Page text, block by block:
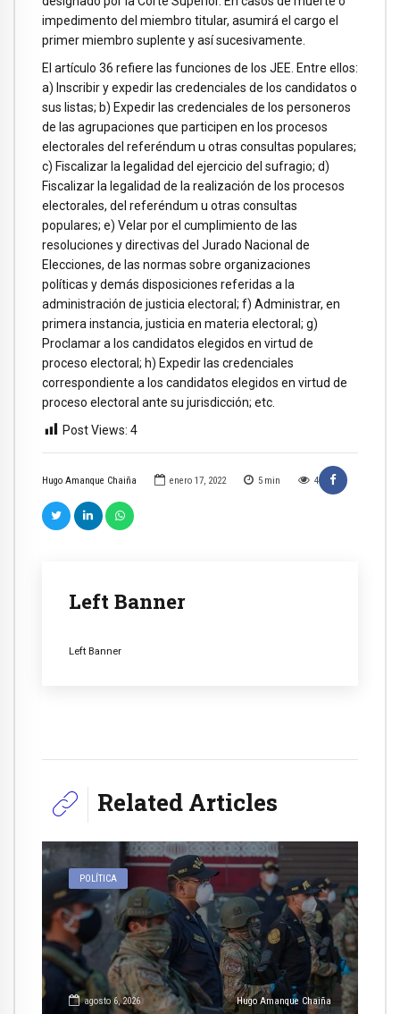
Hugo Amanque Chaiña enero 17, 2022 5 min 4
Left Banner
Left Banner
impedimento del miembro titular, asumirá el cargo el
primer miembro suplente y así sucesivamente.
El artículo 36 refiere las funciones de los JEE. Entre ellos:
a) Inscribir y expedir las credenciales de los candidatos o
sus listas; b) Expedir las credenciales de los personeros
de las agrupaciones que participen en los procesos
electorales del referéndum u otras consultas populares;
c) Fiscalizar la legalidad del ejercicio del sufragio; d)
Fiscalizar la legalidad de la realización de los procesos
electorales, del referéndum u otras consultas
populares; e) Velar por el cumplimiento de las
resoluciones y directivas del Jurado Nacional de
Elecciones, de las normas sobre organizaciones
políticas y demás disposiciones referidas a la
administración de justicia electoral; f) Administrar, en
primera instancia, justicia en materia electoral; g)
Proclamar a los candidatos elegidos en virtud de
proceso electoral; h) Expedir las credenciales
correspondiente a los candidatos elegidos en virtud de
proceso electoral ante su jurisdicción; etc.
Post Views: 4
Related Articles
POLÍTICA
agosto 6, 2026 Hugo Amanque Chaiña